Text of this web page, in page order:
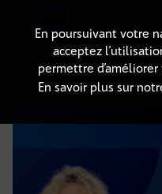
23 mars 2018à 7h00, durée : 13 minutes
En poursuivant votre
acceptez
permettre
En savoir plus sur